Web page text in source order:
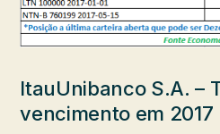
ItauUnibanco S.A. –
vencimento em 2017